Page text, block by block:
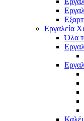
Εργαλεία
Όλα